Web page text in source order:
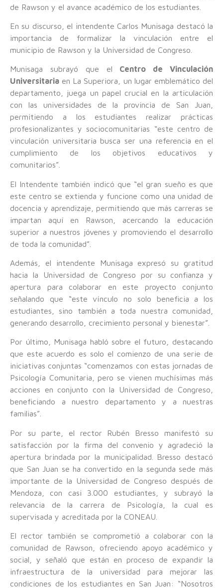
de Rawson y el avance académico de los estudiantes.
En su discurso, el intendente Carlos Munisaga destacó la
importancia de formalizar la vinculación entre el
municipio de Rawson y la Universidad de Congreso.
Munisaga subrayó que el Centro de Vinculación
Universitaria en La Superiora, un lugar emblemático del
departamento, juega un papel crucial en la articulación
con las universidades de la provincia de San Juan,
permitiendo a los estudiantes realizar prácticas
profesionalizantes y sociocomunitarias “este centro de
vinculación universitaria busca ser una referencia en el
cumplimiento de los objetivos educativos y
comunitarios”.
El Intendente también indicó que “el gran sueño es que
este centro se extienda y funcione como una unidad de
docencia y aprendizaje, permitiendo que más carreras se
impartan aquí en Rawson, acercando la educación
superior a nuestros jóvenes y promoviendo el desarrollo
de toda la comunidad”.
Además, el intendente Munisaga expresó su gratitud
hacia la Universidad de Congreso por su confianza y
apertura para colaborar en este proyecto conjunto
señalando que “este vínculo no solo beneficia a los
estudiantes, sino también a toda nuestra comunidad,
generando desarrollo, crecimiento personal y bienestar”.
Por último, Munisaga habló sobre el futuro, destacando
que este acuerdo es solo el comienzo de una serie de
iniciativas conjuntas “comenzamos con estas jornadas de
Psicología Comunitaria, pero se vienen muchísimas más
acciones en conjunto con la Universidad de Congreso,
beneficiando a nuestro departamento y a nuestras
familias”.
Por su parte, el rector Rubén Bresso manifestó su
satisfacción por la firma del convenio y agradeció la
apertura brindada por la municipalidad. Bresso destacó
que San Juan se ha convertido en la segunda sede más
importante de la Universidad de Congreso después de
Mendoza, con casi 3.000 estudiantes, y subrayó la
relevancia de la carrera de Psicología, la cual es
supervisada y acreditada por la CONEAU.
El rector también se comprometió a colaborar con la
comunidad de Rawson, ofreciendo apoyo académico y
social, y señaló que están en proceso de expandir la
infraestructura de la universidad para mejorar las
condiciones de los estudiantes en San Juan: “Nosotros